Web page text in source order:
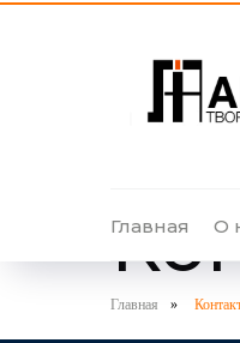
Главная О
Главная »